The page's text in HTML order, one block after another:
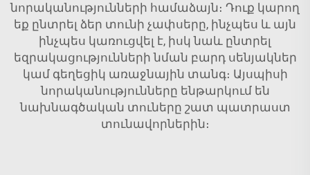
նորականությունների համաձայն։ Դուք կարող
եք ընտրել ձեր տունի չափսերը, ինչպես և այն
ինչպես կառուցվել է, իսկ նաև ընտրել
եզրակացությունների նման բարդ սենյակներ
կամ գեղեցիկ առաջնային տանգ։ Այսպիսի
նորականությունները ենթարկում են
նախնագծական տուները շատ պատրաստ
տունավորներին։